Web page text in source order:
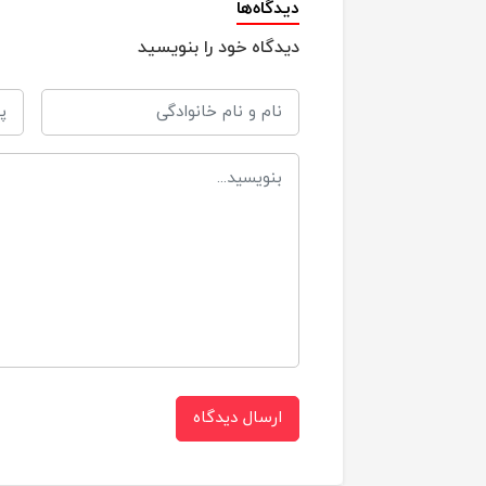
دیدگاه‌ها
دیدگاه خود را بنویسید
ارسال دیدگاه